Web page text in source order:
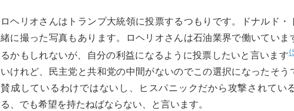
ロヘリオさんはトランプ大統領に投票するつもりです。ドナルド・
緒に撮った写真もあります。ロヘリオさんは石油業界で働いていま
るかもしれないが、自分の利益になるように投票したいと言います
いけれど、民主党と共和党の中間がないのでこの選択になったそう
賛成しているわけではないし、ヒスパニックだから攻撃されてい
る、でも希望を持たねばならない、と言います。